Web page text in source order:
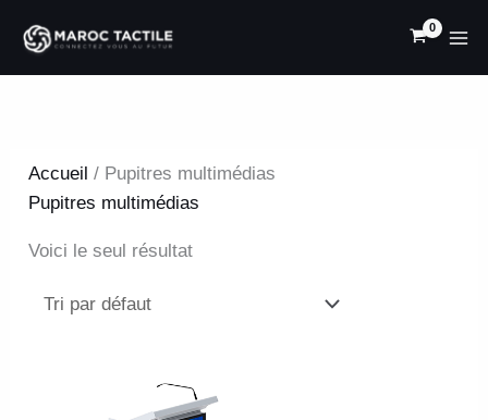
contenu
Accueil / Pupitres multimédias
Pupitres multimédias
Voici le seul résultat